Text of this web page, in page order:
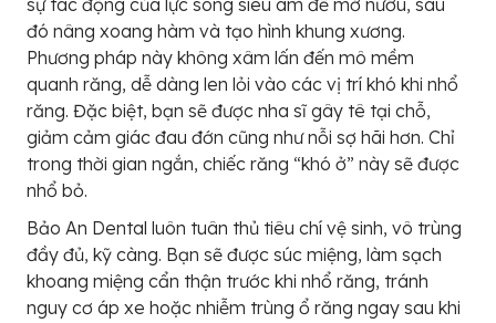
sự tác động của lực sóng siêu âm để mở nướu, sau
đó nâng xoang hàm và tạo hình khung xương.
Phương pháp này không xâm lấn đến mô mềm
quanh răng, dễ dàng len lỏi vào các vị trí khó khi nhổ
răng. Đặc biệt, bạn sẽ được nha sĩ gây tê tại chỗ,
giảm cảm giác đau đớn cũng như nỗi sợ hãi hơn. Chỉ
trong thời gian ngắn, chiếc răng “khó ở” này sẽ được
nhổ bỏ.
Bảo An Dental luôn tuân thủ tiêu chí vệ sinh, vô trùng
đầy đủ, kỹ càng. Bạn sẽ được súc miệng, làm sạch
khoang miệng cẩn thận trước khi nhổ răng, tránh
nguy cơ áp xe hoặc nhiễm trùng ổ răng ngay sau khi